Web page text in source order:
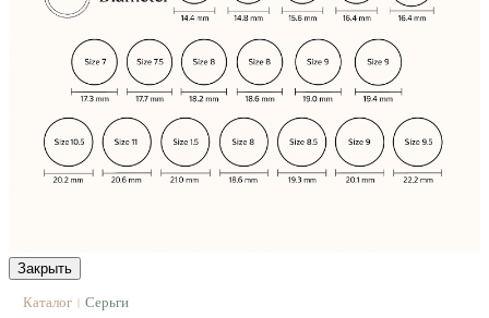
Закрыть
Каталог | Серьги